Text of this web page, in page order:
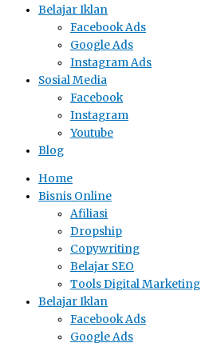
Belajar Iklan
Facebook Ads
Google Ads
Instagram Ads
Sosial Media
Facebook
Instagram
Youtube
Blog
Home
Bisnis Online
Afiliasi
Dropship
Copywriting
Belajar SEO
Tools Digital Marketing
Belajar Iklan
Facebook Ads
Google Ads